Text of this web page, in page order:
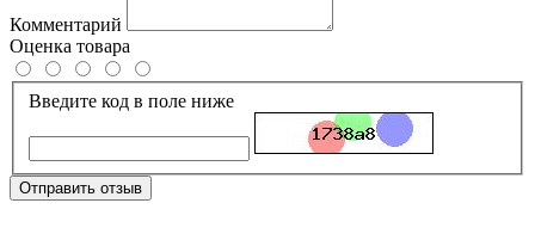
Комментарий
Оценка товара
Введите код в поле ниже
Отправить отзыв